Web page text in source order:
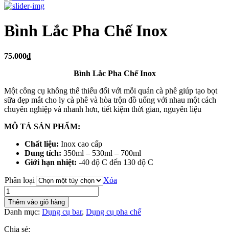
Bình Lắc Pha Chế Inox
75.000₫
Bình Lắc Pha Chế Inox
Một công cụ không thể thiếu đối với mỗi quán cà phê giúp tạo bọt
sữa đẹp mắt cho ly cà phê và hòa trộn đồ uống với nhau một cách
chuyên nghiệp và nhanh hơn, tiết kiệm thời gian, nguyên liệu
MÔ TẢ SẢN PHẨM:
Chất liệu: Inox cao cấp
Dung tích: 350ml – 530ml – 700ml
Giới hạn nhiệt: -40 độ C đến 130 độ C
Phân loại
Xóa
Bình
Lắc
Pha
Chế
Inox
Thêm vào giỏ hàng
Danh mục: Dụng cụ bar, Dụng cụ pha chế
Chia sẻ: